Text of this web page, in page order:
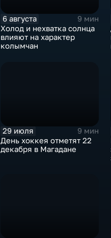
6 августа
9 мин
Холод и нехватка солнца
влияют на характер
колымчан
29 июля
9 мин
День хоккея отметят 22
декабря в Магадане